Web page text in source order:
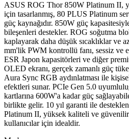
ASUS ROG Thor 850W Platinum II,
için tasarlanmış, 80 PLUS Platinum
güç kaynağıdır. 850W güç
bileşenleri destekler. ROG soğutma
kaplayarak daha düşük sıcaklıklar ve
mm'lik PWM kontrollü fanı, sessiz ve
ESR Japon kapasitörleri ve diğer
OLED ekranı, gerçek zamanlı güç
Aura Sync RGB aydınlatması ile
efektleri sunar. PCIe Gen 5.0
kartlarına 600W'a kadar güç
birlikte gelir. 10 yıl garanti ile
Platinum II, yüksek kaliteli ve güvenilir
kullanıcılar için idealdir. ​